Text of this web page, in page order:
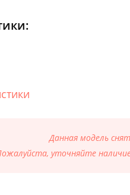
Данная модель
уточняйте